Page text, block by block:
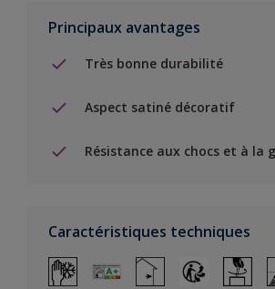
Principaux avantages
Très bonne durabilité
Aspect satiné décoratif
Résistance aux chocs et à la
Caractéristiques techniques